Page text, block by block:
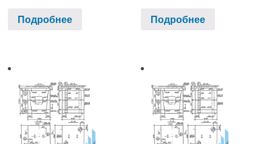
Подробнее Подробнее